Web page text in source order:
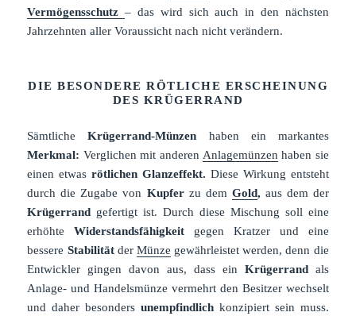
Vermögensschutz – das wird sich auch in den nächsten
Jahrzehnten aller Voraussicht nach nicht verändern.
DIE BESONDERE RÖTLICHE ERSCHEINUNG
DES KRÜGERRAND
SämtlicheKrügerrand-Münzen haben ein markantes
Merkmal: Verglichen mit anderen Anlagemünzen haben sie
einen etwasrötlichen Glanzeffekt. Diese Wirkung entsteht
durch die Zugabe von Kupferzu dem Gold, aus dem der
Krügerrand gefertigt ist. Durch diese Mischung soll eine
erhöhteWiderstandsfähigkeit gegen Kratzer und eine
bessere Stabilitätder Münze gewährleistet werden, denn die
Entwickler gingen davon aus, dass ein Krügerrandals
Anlage- und Handelsmünze vermehrt den Besitzer wechselt
und daher besonders unempfindlich konzipiert sein muss.